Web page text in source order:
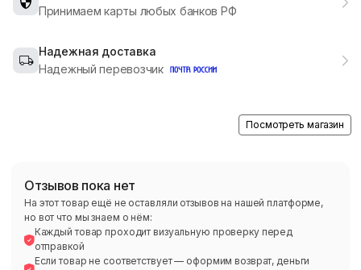
Принимаем карты любых банков РФ
Надежная доставка
Надежный перевозчик
Посмотреть магазин
Отзывов пока нет
На этот товар ещё не оставляли отзывов на нашей платформе,
но вот что мы знаем о нём:
Каждый товар проходит визуальную проверку перед
отправкой
Если товар не соответствует — оформим возврат, деньги